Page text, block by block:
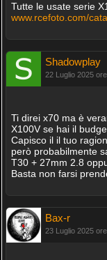
Tutte le usate serie
www.rcefoto.com/
Shadowplay
22 Luglio 2025
Ti direi x70 ma è
X100V se hai il
Capisco il il tuo
però probabilmente
T30 + 27mm 2.8
Basta non farsi
Bax-r
23 Luglio 2025